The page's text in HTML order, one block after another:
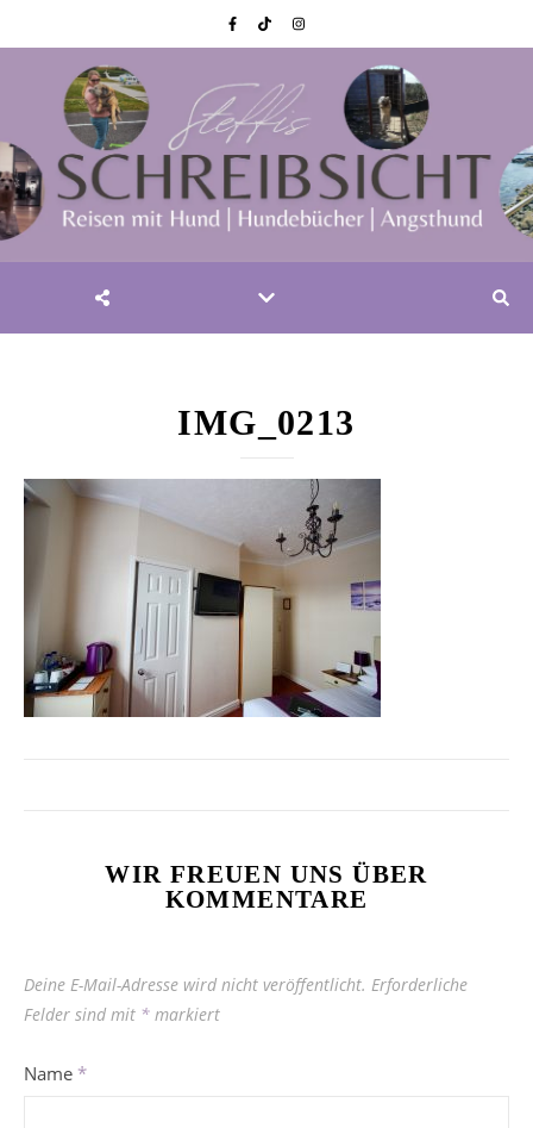
IMG_0213
WIR FREUEN UNS ÜBER
KOMMENTARE
Deine E-Mail-Adresse wird nicht veröffentlicht. Erforderliche
Felder sind mit * markiert
Name *